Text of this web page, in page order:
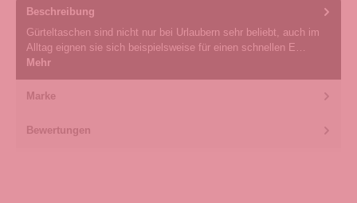
Beschreibung
Gürteltaschen sind nicht nur bei Urlaubern sehr beliebt, auch im
Alltag eignen sie sich beispielsweise für einen schnellen E…
Mehr
Marke
Bewertungen